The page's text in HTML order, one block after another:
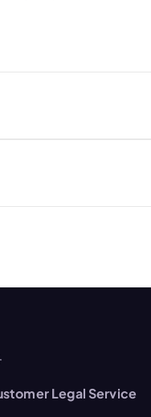
Legal Service